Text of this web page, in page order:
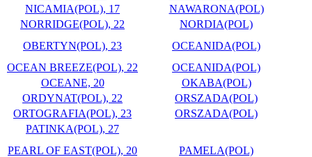
NICAMIA(POL), 17
NAWARONA(POL)
NORRIDGE(POL), 22
NORDIA(POL)
OBERTYN(POL), 23
OCEANIDA(POL)
OCEAN BREEZE(POL), 22
OCEANIDA(POL)
OCEANE, 20
OKABA(POL)
ORDYNAT(POL), 22
ORSZADA(POL)
ORTOGRAFIA(POL), 23
ORSZADA(POL)
PATINKA(POL), 27
PEARL OF EAST(POL), 20
PAMELA(POL)